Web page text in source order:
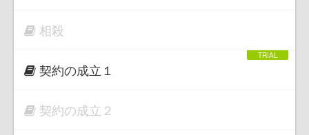
相殺
契約の成立１
契約の成立２